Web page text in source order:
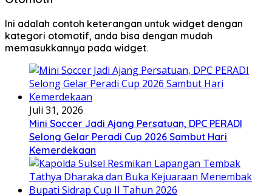
Ini adalah contoh keterangan untuk widget dengan
kategori otomotif, anda bisa dengan mudah
memasukkannya pada widget.
Juli 31, 2026
Mini Soccer Jadi Ajang Persatuan, DPC PERADI
Selong Gelar Peradi Cup 2026 Sambut Hari
Kemerdekaan